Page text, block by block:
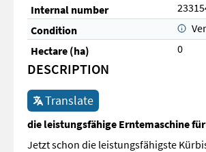
Internal number
Condition
Hectare (ha)
0
DESCRIPTION
Translate
die leistungsfähige Erntemaschine
Jetzt schon die leistungsfähigste